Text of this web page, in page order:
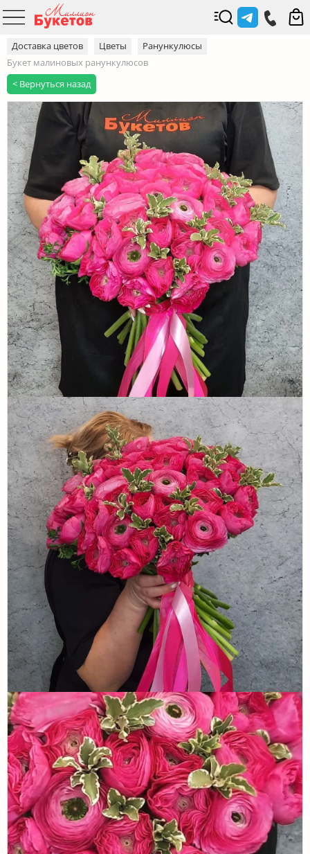
Доставка цветов Цветы
Ранункулюсы
Букет малиновых ранункулюсов
< Вернуться назад